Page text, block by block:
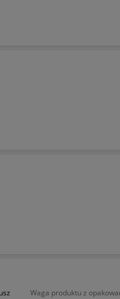
Waga produktu z